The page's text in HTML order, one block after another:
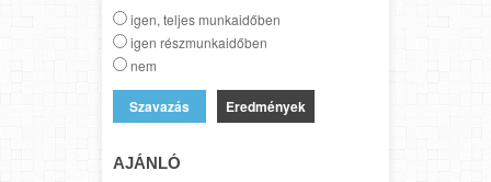
igen, teljes munkaidőben
igen részmunkaidőben
nem
Eredmények
AJÁNLÓ